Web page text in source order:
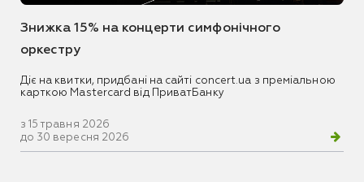
Знижка 15% на концерти симфонічного
оркестру
Діє на квитки, придбані на сайті concert.ua з преміальною
карткою Mastercard від ПриватБанку
з 15 травня 2026
до 30 вересня 2026